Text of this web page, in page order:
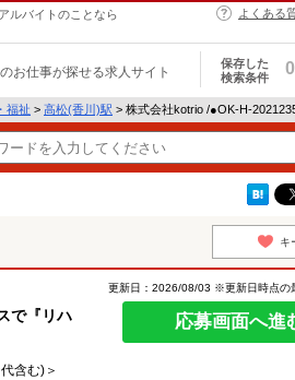
ルバイトのことなら
よくある
お仕事が探せる求人サイト
保存した
検索条件
0
福祉 > 高松(香川)駅 > 株式会社kotrio /●OK-H-
キ
で『リハ
更新日：2026/08/03 ※更新日時点の
応募画面へ進
含む)＞